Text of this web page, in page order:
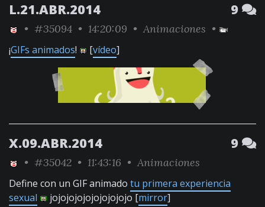
L.21.ABR.2014 9
• #35094 • 14:20:09 • Animaciones •
¡GIFs animados! [vídeo]
X.09.ABR.2014 9
• #35042 • 11:43:16 • Animaciones
Define con un GIF animado tu primera experiencia
sexual
jojojojojojojojojojo [mirror]